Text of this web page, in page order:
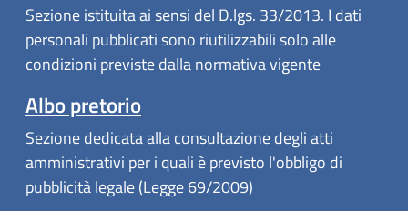
Sezione istituita ai sensi del D.lgs. 33/2013. I dati
personali pubblicati sono riutilizzabili solo alle
condizioni previste dalla normativa vigente
Albo pretorio
Sezione dedicata alla consultazione degli atti
amministrativi per i quali è previsto l'obbligo di
pubblicità legale (Legge 69/2009)